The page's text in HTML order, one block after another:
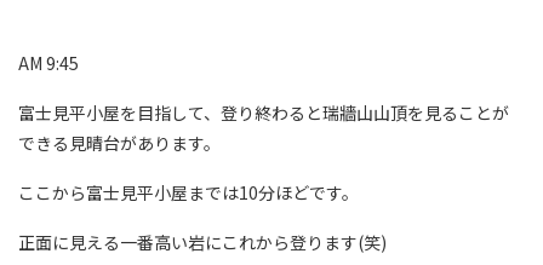
AM 9:45
富士見平小屋を目指して、登り終わると瑞牆山山頂を見ることが
できる見晴台があります。
ここから富士見平小屋までは10分ほどです。
正面に見える一番高い岩にこれから登ります(笑)